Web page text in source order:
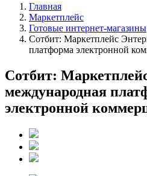
Главная
Маркетплейс
Готовые интернет-магазины
Сотбит: Маркетплейс
платформа электронной
Сотбит:
международная
электронной